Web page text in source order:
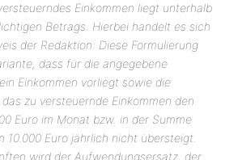
Einkommen liegt unterhalb
Betrags. Hierbei handelt es sich
der Redaktion: Diese Formulierung
dass für die angegebene
Einkommen vorliegt sowie die
zu versteuernde Einkommen den
Euro im Monat bzw. in der Summe
10.000 Euro jährlich nicht übersteigt.
wird der Aufwendungsersatz, der